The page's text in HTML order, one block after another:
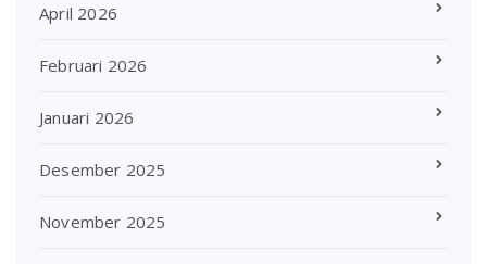
April 2026
Februari 2026
Januari 2026
Desember 2025
November 2025